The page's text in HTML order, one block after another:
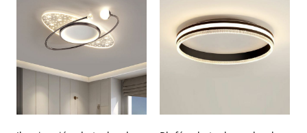
12"/16"/19,5" Larga - 110
A 120 V Negro 59,69 cm
Luz cálida